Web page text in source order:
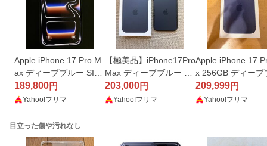
Apple iPhone 17 Pro M
ax ディープブルー SIM
フリー 美品
189,800円
Yahoo!フリマ
【極美品】iPhone17Pro
Max ディープブルー 25
6GB バッテリー100%
203,000円
Yahoo!フリマ
Apple iPhone 17
x 256GB ディープ
ー 本体 SIMフ
フィルム付き バ
209,999円
Yahoo!フリマ
目立った傷や汚れなし